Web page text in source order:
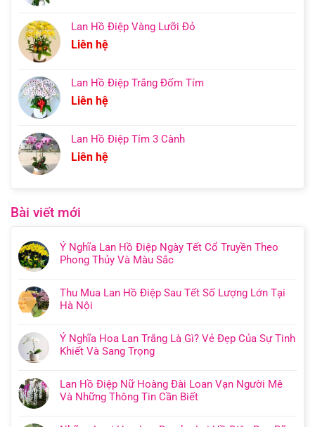
Lan Hồ Điệp Vàng Lưỡi Đỏ
Liên hệ
Lan Hồ Điệp Trắng Đốm Tím
Liên hệ
Lan Hồ Điệp Tím 3 Cành
Liên hệ
Bài viết mới
Ý Nghĩa Lan Hồ Điệp Ngày Tết Cổ Truyền Theo
Phong Thủy Và Màu Sắc
Thu Mua Lan Hồ Điệp Sau Tết Số Lượng Lớn Tại
Hà Nội
Ý Nghĩa Hoa Lan Trắng Là Gì? Vẻ Đẹp Của Sự Tinh
Khiết Và Sang Trọng
Lan Hồ Điệp Nữ Hoàng Đài Loan Vạn Người Mê
Và Những Thông Tin Cần Biết